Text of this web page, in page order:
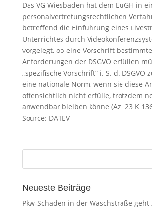
Das VG Wiesbaden hat dem EuGH in
personalvertretungsrechtlichen
betreffend die Einführung eines
Unterrichtes durch
vorgelegt, ob eine Vorschrift
Anforderungen der DSGVO erfüllen
„spezifische Vorschrift“ i. S. d. DSGVO
eine nationale Norm, wenn sie diese
offensichtlich nicht erfülle, trotzdem
anwendbar bleiben könne (Az. 23 K
Source: DATEV
Neueste Beiträge
Pkw-Schaden in der Waschstraße geht